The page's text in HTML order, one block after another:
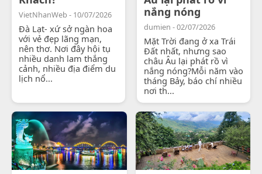
VietNhanWeb - 10/07/2026
Đà Lạt- xứ sở ngàn hoa
với vẻ đẹp lãng mạn,
nên thơ. Nơi đây hội tụ
nhiều danh lam thắng
cảnh, nhiều địa điểm du
lịch nổ...
nắng nóng
dumien - 02/07/2026
Mặt Trời đang ở xa Trái
Đất nhất, nhưng sao
châu Âu lại phát rồ vì
nắng nóng?Mỗi năm vào
tháng Bảy, báo chí nhiều
nơi th...